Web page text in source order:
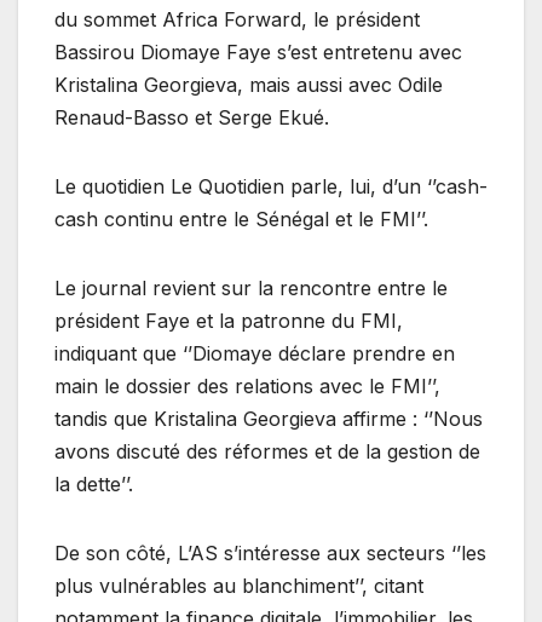
du sommet Africa Forward, le président
Bassirou Diomaye Faye s’est entretenu avec
Kristalina Georgieva, mais aussi avec Odile
Renaud-Basso et Serge Ekué.
Le quotidien Le Quotidien parle, lui, d’un ‘’cash-
cash continu entre le Sénégal et le FMI’’.
Le journal revient sur la rencontre entre le
président Faye et la patronne du FMI,
indiquant que ‘’Diomaye déclare prendre en
main le dossier des relations avec le FMI’’,
tandis que Kristalina Georgieva affirme : ‘’Nous
avons discuté des réformes et de la gestion de
la dette’’.
De son côté, L’AS s’intéresse aux secteurs ‘’les
plus vulnérables au blanchiment’’, citant